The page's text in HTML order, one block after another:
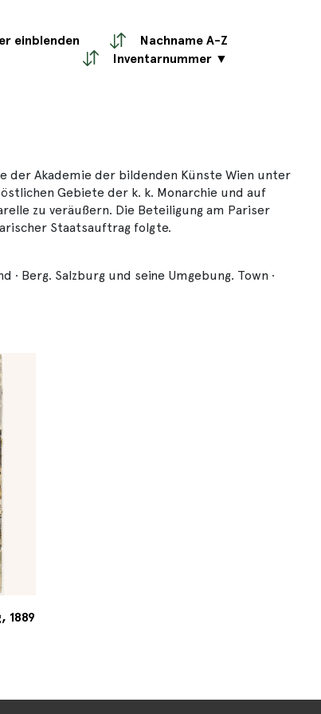
einblenden
Nachname A-Z
Inventarnummer ▼
der Akademie der bildenden Künste Wien unter
Gebiete der k. k. Monarchie und auf
zu veräußern. Die Beteiligung am Pariser
Staatsauftrag folgte.
Berg. Salzburg und seine Umgebung. Town ·
1889